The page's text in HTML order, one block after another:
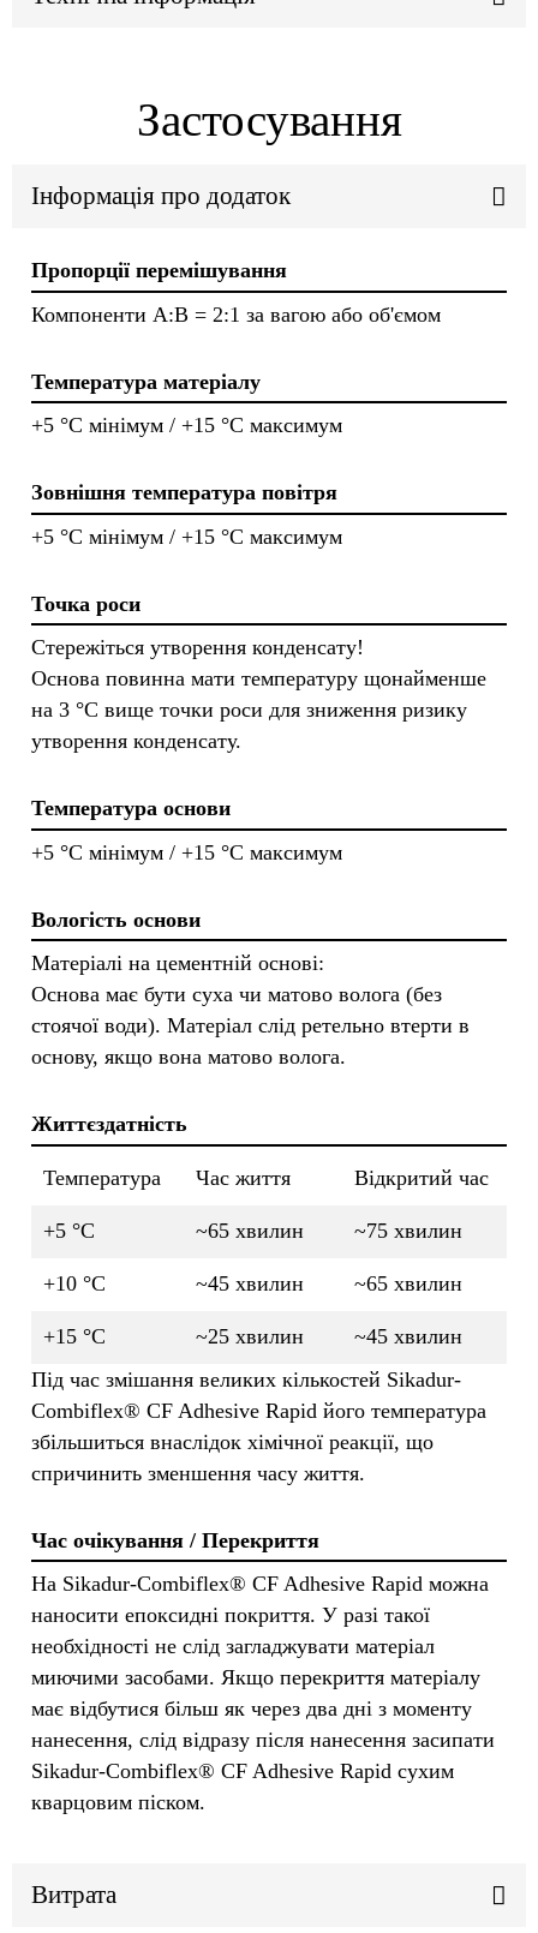
Застосування
Інформація про додаток
Пропорції перемішування
Компоненти A:B = 2:1 за вагою або об'ємом
Температура матеріалу
+5 °C мінімум / +15 °C максимум
Зовнішня температура повітря
+5 °C мінімум / +15 °C максимум
Точка роси
Стережіться утворення конденсату!
Основа повинна мати температуру щонайменше
на 3 °C вище точки роси для зниження ризику
утворення конденсату.
Температура основи
+5 °C мінімум / +15 °C максимум
Вологість основи
Матеріалі на цементній основі:
Основа має бути суха чи матово волога (без
стоячої води). Матеріал слід ретельно втерти в
основу, якщо вона матово волога.
Життєздатність
Температура Час життя Відкритий час
+5 °C ~65 хвилин ~75 хвилин
+10 °C ~45 хвилин ~65 хвилин
+15 °C ~25 хвилин
~45 хвилин
Під час змішання великих кількостей Sikadur-
Combiflex® CF Adhesive Rapid його температура
збільшиться внаслідок хімічної реакції, що
спричинить зменшення часу життя.
Час очікування / Перекриття
На Sikadur-Combiflex® CF Adhesive Rapid можна
наносити епоксидні покриття. У разі такої
необхідності не слід загладжувати матеріал
миючими засобами. Якщо перекриття матеріалу
має відбутися більш як через два дні з моменту
нанесення, слід відразу після нанесення засипати
Sikadur-Combiflex® CF Adhesive Rapid сухим
кварцовим піском.
Витрата